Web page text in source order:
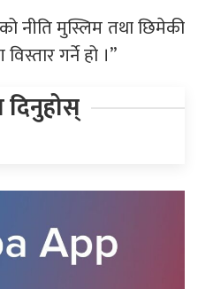
नीति मुस्लिम तथा छिमेकी
गर्ने हो ।”
दिनुहोस्